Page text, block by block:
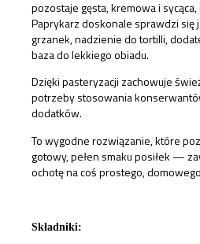
pozostaje gęsta, kremowa i
Paprykarz doskonale sprawdzi się
grzanek, nadzienie do tortilli,
baza do lekkiego obiadu.
Dzięki pasteryzacji zachowuje
potrzeby stosowania
dodatków.
To wygodne rozwiązanie, które
gotowy, pełen smaku posiłek —
ochotę na coś prostego,
Składniki: